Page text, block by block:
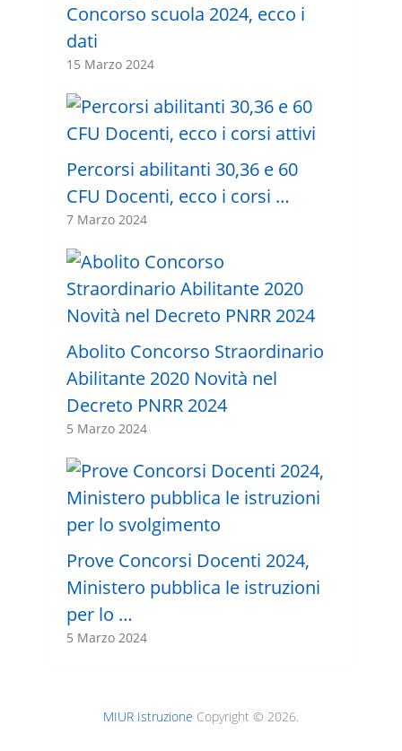
Concorso scuola 2024, ecco i
dati
15 Marzo 2024
Percorsi abilitanti 30,36 e 60
CFU Docenti, ecco i corsi …
7 Marzo 2024
Abolito Concorso Straordinario
Abilitante 2020 Novità nel
Decreto PNRR 2024
5 Marzo 2024
Prove Concorsi Docenti 2024,
Ministero pubblica le istruzioni
per lo …
5 Marzo 2024
MIUR Istruzione Copyright © 2026.